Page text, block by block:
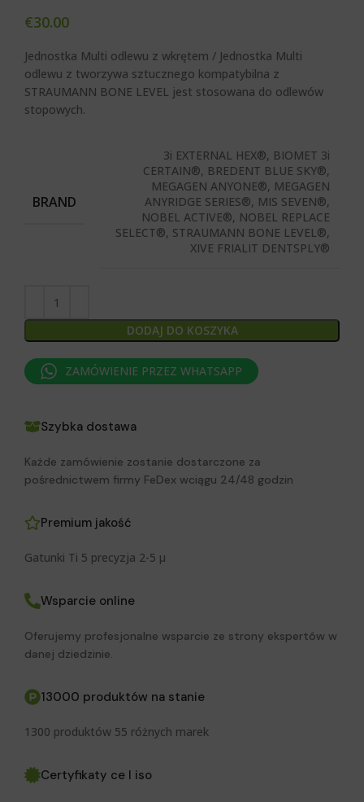
€30.00
Jednostka Multi odlewu z wkrętem / Jednostka Multi
odlewu z tworzywa sztucznego kompatybilna z
STRAUMANN BONE LEVEL jest stosowana do odlewów
stopowych.
BRAND
3i EXTERNAL HEX®, BIOMET 3i
CERTAIN®, BREDENT BLUE SKY®,
MEGAGEN ANYONE®, MEGAGEN
ANYRIDGE SERIES®, MIS SEVEN®,
NOBEL ACTIVE®, NOBEL REPLACE
SELECT®, STRAUMANN BONE LEVEL®,
XIVE FRIALIT DENTSPLY®
DODAJ DO KOSZYKA
ZAMÓWIENIE PRZEZ WHATSAPP
Szybka dostawa
Każde zamówienie zostanie dostarczone za
pośrednictwem firmy FeDex wciągu 24/48 godzin
Premium jakość
Gatunki Ti 5 precyzja 2-5 μ
Wsparcie online
Oferujemy profesjonalne wsparcie ze strony ekspertów w
danej dziedzinie.
13000 produktów na stanie
1300 produktów 55 różnych marek
Certyfikaty ce I iso